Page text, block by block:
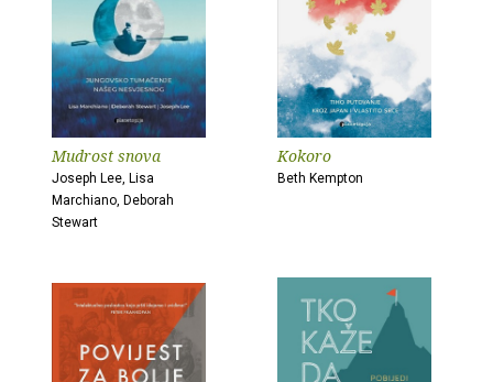
Mudrost snova
Joseph Lee, Lisa
Marchiano, Deborah
Stewart
Kokoro
Beth Kempton